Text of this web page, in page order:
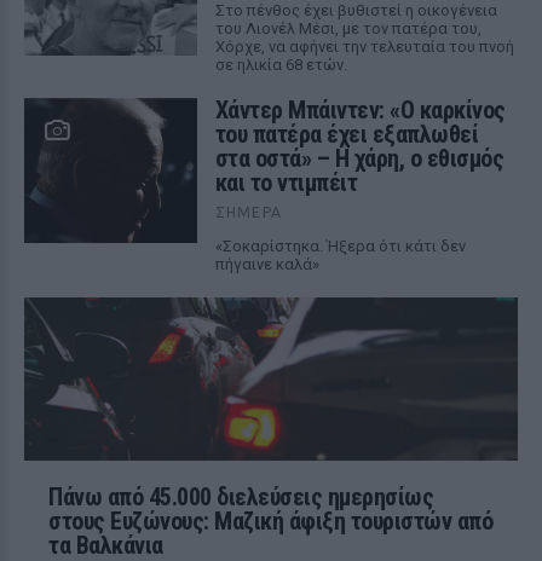
Στο πένθος έχει βυθιστεί η οικογένεια
του Λιονέλ Μέσι, με τον πατέρα του,
Χόρχε, να αφήνει την τελευταία του πνοή
σε ηλικία 68 ετών.
Χάντερ Μπάιντεν: «Ο καρκίνος
του πατέρα έχει εξαπλωθεί
στα οστά» – Η χάρη, ο εθισμός
και το ντιμπέιτ
ΣΉΜΕΡΑ
«Σοκαρίστηκα. Ήξερα ότι κάτι δεν
πήγαινε καλά»
Πάνω από 45.000 διελεύσεις ημερησίως
στους Ευζώνους: Μαζική άφιξη τουριστών από
τα Βαλκάνια